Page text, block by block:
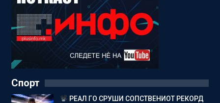
Спорт
РЕАЛ ГО СРУШИ СОПСТВЕНИОТ РЕКОРД